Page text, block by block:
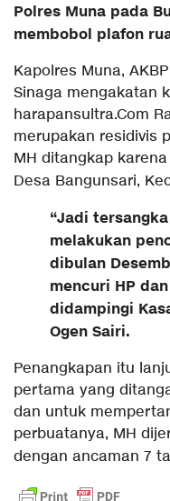
Polres Muna pada
membobol plafon
Kapolres Muna,
Sinaga mengakatan
harapansultra.Com
merupakan residivis
MH ditangkap
Desa Bangunsari,
“Jadi
melakukan
dibulan
mencuri HP
didampingi
Ogen Sairi.
Penangkapan itu
pertama yang
dan untuk
perbuatanya, MH
dengan ancaman 7